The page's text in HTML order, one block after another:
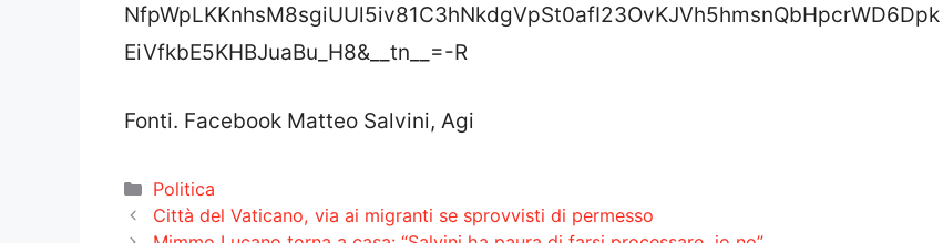
NfpWpLKKnhsM8sgiUUl5iv81C3hNkdgVpSt0afI23OvKJVh5hmsnQbHpcrWD6Dpk
EiVfkbE5KHBJuaBu_H8&__tn__=-R
Fonti. Facebook Matteo Salvini, Agi
Categorie
Politica
Città del Vaticano, via ai migranti se sprovvisti di permesso